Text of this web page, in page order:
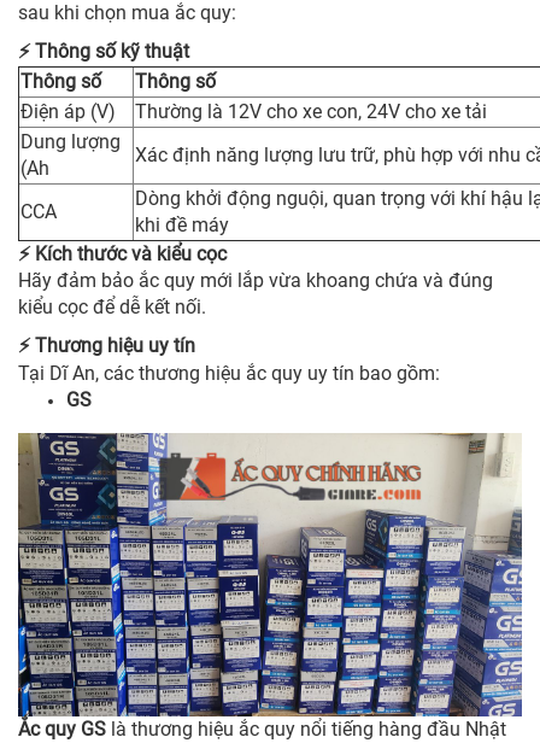
sau khi chọn mua ắc quy:
⚡Thông số kỹ thuật
Thông số
Thông số
Điện áp (V)
Thường là 12V cho xe con, 24V cho xe tải
Dung lượng
(Ah
Xác định năng lượng lưu trữ, phù hợp với nhu
CCA
Dòng khởi động nguội, quan trọng với khí hậu
khi đề máy
⚡Kích thước và kiểu cọc
Hãy đảm bảo ắc quy mới lắp vừa khoang chứa và đúng
kiểu cọc để dễ kết nối.
⚡Thương hiệu uy tín
Tại Dĩ An, các thương hiệu ắc quy uy tín bao gồm:
GS
Ắc quy GS là thương hiệu ắc quy nổi tiếng hàng đầu Nhật